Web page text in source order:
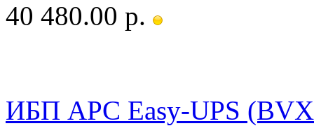
40 480.00 р.
ИБП APC Easy-UPS